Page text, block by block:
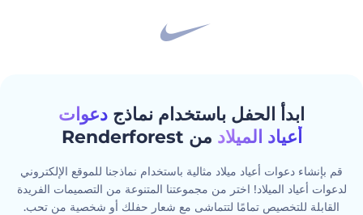
ابدأ الحفل باستخدام نماذج دعوات
أعياد الميلاد من Renderforest
قم بإنشاء دعوات أعياد ميلاد مثالية باستخدام نماذجنا للموقع الإلكتروني
لدعوات أعياد الميلاد! اختر من مجموعتنا المتنوعة من التصميمات الفريدة
القابلة للتخصيص تمامًا لتتماشى مع شعار حفلك أو شخصية من تحب.